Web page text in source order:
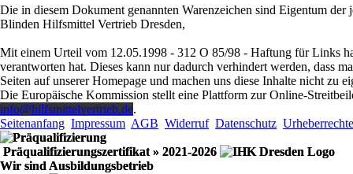
Die in diesem Dokument genannten Warenzeichen sind Eigentum
Blinden Hilfsmittel Vertrieb Dresden,
Mit einem Urteil vom 12.05.1998 - 312 O 85/98 - Haftung für Links
verantworten hat. Dieses kann nur dadurch verhindert werden, dass
Seiten auf unserer Homepage und machen uns diese Inhalte nicht
Die Europäische Kommission stellt eine Plattform zur Online-
info@hilfsmittelvertrieb.de.
Seitenanfang Impressum AGB Widerruf Datenschutz Urheberrechte
Präqualifizierungszertifikat » 2021-2026
Wir sind Ausbildungsbetrieb